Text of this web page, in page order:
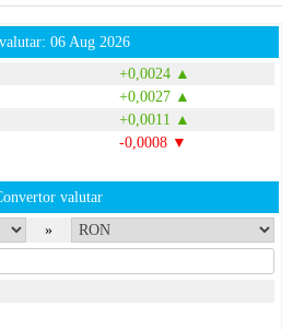
06 Aug 2026
+0,0024 ▲
+0,0027 ▲
+0,0011 ▲
-0,0008 ▼
valutar
»